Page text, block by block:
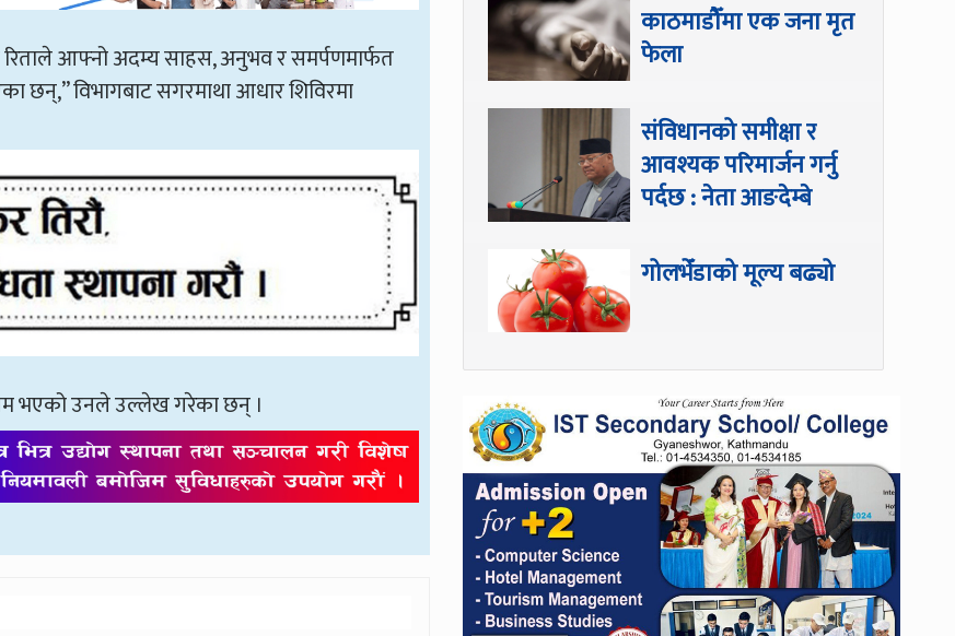
आफ्नो अदम्य साहस, अनुभव र समर्पणमार्फत
छन्,” विभागबाट सगरमाथा आधार शिविरमा
भएको उनले उल्लेख गरेका छन् ।
काठमाडौँमा एक जना मृत
फेला
संविधानको समीक्षा र
आवश्यक परिमार्जन गर्नु
पर्दछ : नेता आङदेम्बे
गोलभेँडाको मूल्य बढ्यो